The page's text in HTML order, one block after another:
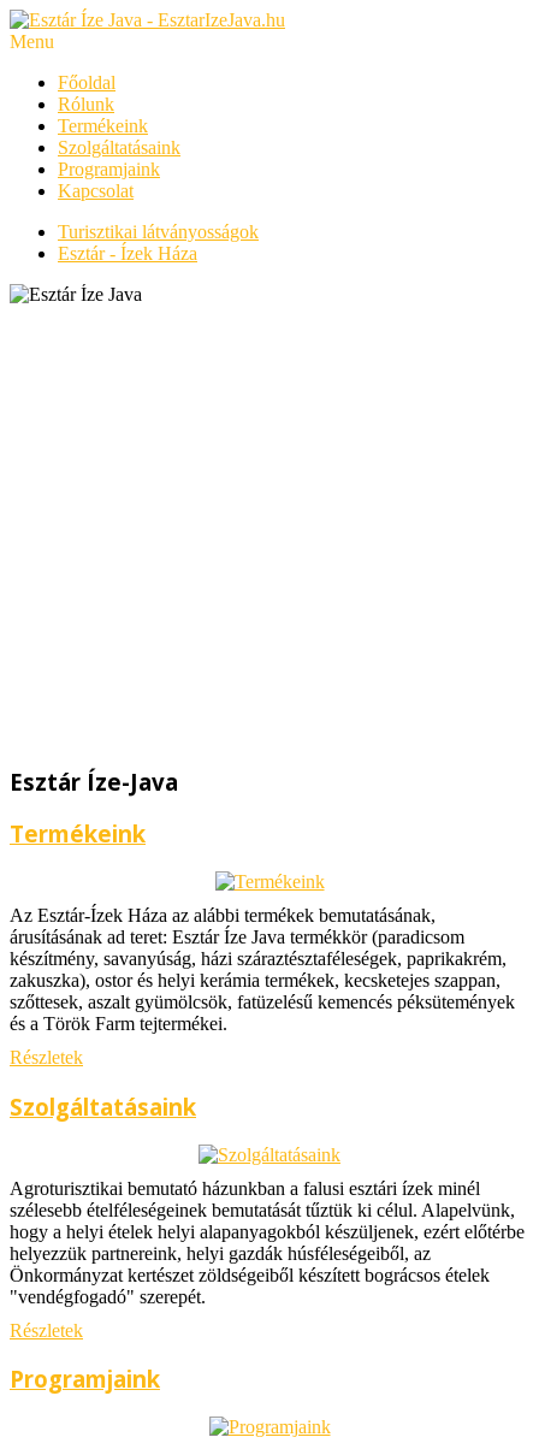
Menu
Főoldal
Rólunk
Termékeink
Szolgáltatásaink
Programjaink
Kapcsolat
Turisztikai látványosságok
Esztár - Ízek Háza
Esztár Íze-Java
Termékeink
Az Esztár-Ízek Háza az alábbi termékek bemutatásának,
árusításának ad teret: Esztár Íze Java termékkör (paradicsom
készítmény, savanyúság, házi száraztésztaféleségek, paprikakrém,
zakuszka), ostor és helyi kerámia termékek, kecsketejes szappan,
szőttesek, aszalt gyümölcsök, fatüzelésű kemencés péksütemények
és a Török Farm tejtermékei.
Részletek
Szolgáltatásaink
Agroturisztikai bemutató házunkban a falusi esztári ízek minél
szélesebb ételféleségeinek bemutatását tűztük ki célul. Alapelvünk,
hogy a helyi ételek helyi alapanyagokból készüljenek, ezért előtérbe
helyezzük partnereink, helyi gazdák húsféleségeiből, az
Önkormányzat kertészet zöldségeiből készített bográcsos ételek
"vendégfogadó" szerepét.
Részletek
Programjaink